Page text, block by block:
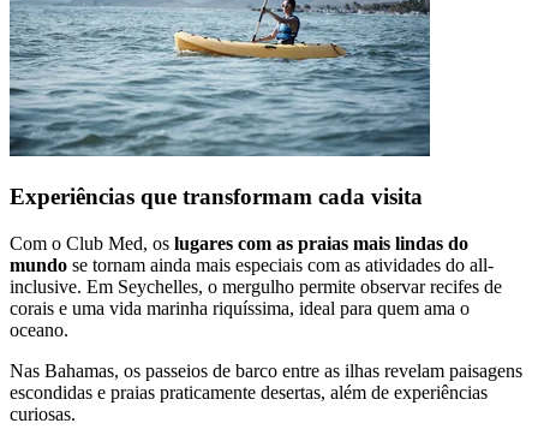
Experiências que transformam cada visita
Com o Club Med, os lugares com as praias mais lindas do
mundo se tornam ainda mais especiais com as atividades do all-
inclusive. Em Seychelles, o mergulho permite observar recifes de
corais e uma vida marinha riquíssima, ideal para quem ama o
oceano.
Nas Bahamas, os passeios de barco entre as ilhas revelam paisagens
escondidas e praias praticamente desertas, além de experiências
curiosas.